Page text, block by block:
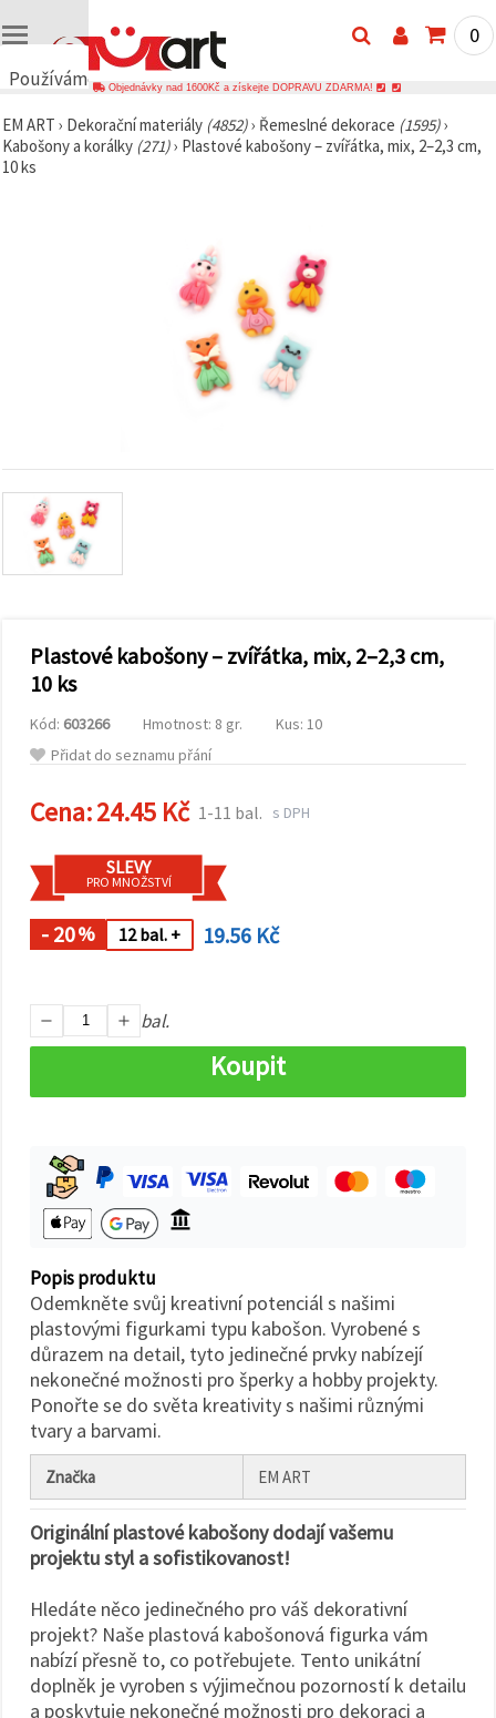
Používáme
🍪
Používáme
cookies a
zobrazovali
obsah a
reklamu, a
to i s
pomocí
našich
marketing.
Můžete
souhlasit s
všech
cookies
kliknutím
vše!" Nebo
uvést své
preference v
Nastavení
výběrem
daného
"Uložit"
vše
0
Objednávky nad 1600Kč a získejte DOPRAVU ZDARMA!
EM ART › Dekorační materiály (4852)› Řemeslné dekorace (1595)›
Kabošony a korálky (271)› Plastové kabošony – zvířátka, mix, 2–2,3 cm,
10 ks
Plastové kabošony – zvířátka, mix, 2–2,3 cm,
10 ks
Kód: 603266 Hmotnost: 8 gr.
Kus: 10
Přidat do seznamu přání
Cena:24.45 Kč 1-11 bal. s DPH
SLEVY
PRO MNOŽSTVÍ
- 20% 12 bal. + 19.56 Kč
bal.
Koupit
Popis produktu
Odemkněte svůj kreativní potenciál s našimi
plastovými figurkami typu kabošon. Vyrobené s
důrazem na detail, tyto jedinečné prvky nabízejí
nekonečné možnosti pro šperky a hobby projekty.
Ponořte se do světa kreativity s našimi různými
tvary a barvami.
Značka EM ART
Originální plastové kabošony dodají vašemu
projektu styl a sofistikovanost!
Hledáte něco jedinečného pro váš dekorativní
projekt? Naše plastová kabošonová figurka vám
nabízí přesně to, co potřebujete. Tento unikátní
doplněk je vyroben s výjimečnou pozorností k detailu
a poskytuje nekonečné možnosti pro dekoraci a